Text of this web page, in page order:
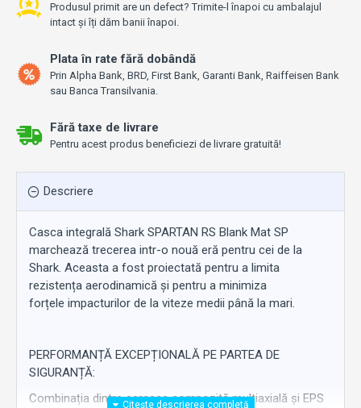
Fără taxe de livrare
Pentru acest produs beneficiezi de livrare gratuită!
Produsul primit are un defect? Trimite-l înapoi cu ambalajul
intact și îți dăm banii înapoi.
Plata în rate fără dobândă
Prin Alpha Bank, BRD, First Bank, Garanti Bank, Raiffeisen Bank
sau Banca Transilvania.
Descriere
Casca integrală Shark SPARTAN RS Blank Mat SP
marchează trecerea intr-o nouă eră pentru cei de la
Shark. Aceasta a fost proiectată pentru a limita
rezistența aerodinamică și pentru a minimiza
forțele impacturilor de la viteze medii până la mari.
PERFORMANȚĂ EXCEPȚIONALĂ PE PARTEA DE
SIGURANȚĂ:
Combinația dintre carcasa compozită multiaxială și EPS